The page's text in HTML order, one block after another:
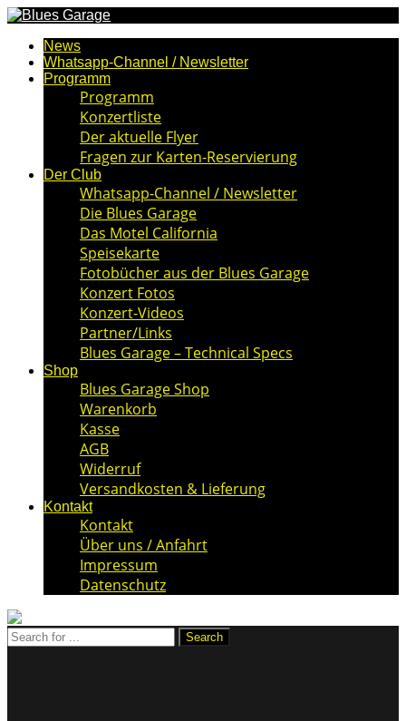
News
Whatsapp-Channel / Newsletter
Programm
Programm
Konzertliste
Der aktuelle Flyer
Fragen zur Karten-Reservierung
Der Club
Whatsapp-Channel / Newsletter
Die Blues Garage
Das Motel California
Speisekarte
Fotobücher aus der Blues Garage
Konzert Fotos
Konzert-Videos
Partner/Links
Blues Garage – Technical Specs
Shop
Blues Garage Shop
Warenkorb
Kasse
AGB
Widerruf
Versandkosten & Lieferung
Kontakt
Kontakt
Über uns / Anfahrt
Impressum
Datenschutz